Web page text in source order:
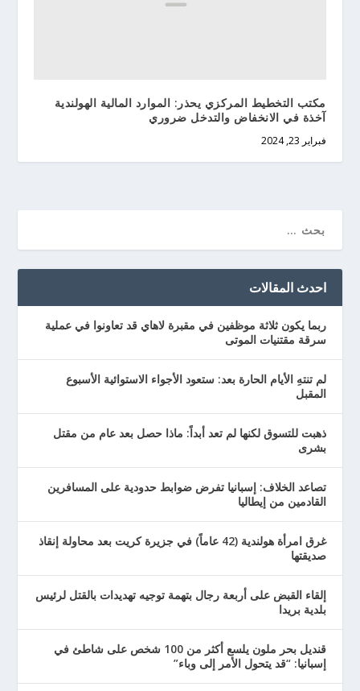
مكتب التخطيط المركزي يحذر: الموارد المالية الهولندية
آخذة في الانخفاض والتدخل ضروري
فبراير 23, 2024
احدث المقالات
ربما يكون ثلاثة موظفين في مقبرة لاهاي قد تعاونوا في عملية
سرقة مقتنيات الموتى
لم تنتهِ الأيام الحارة بعد: ستعود الأجواء الاستوائية الأسبوع
المقبل
ذهبت للتسوق لكنها لم تعد أبداً: ماذا حصل بعد عام من مقتل
بشرى
تصاعد الخلاف: إسبانيا تفرض ضوابط حدودية على المسافرين
القادمين من إيطاليا
غرق امرأة هولندية (42 عاماً) في جزيرة كريت بعد محاولة إنقاذ
صديقتها
إلقاء القبض على أربعة رجال بتهمة توجيه تهديدات بالقتل لرئيس
بلدية بريدا
قنديل بحر ملون يلسع أكثر من 100 شخص على شاطئ في
إسبانيا: “قد يتحول الأمر إلى وباء”